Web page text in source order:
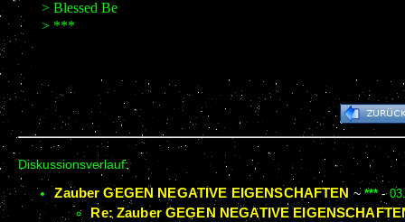
> Blessed Be
> ***
Diskussionsverlauf:
Zauber GEGEN NEGATIVE EIGENSCHAFTEN ~ *** -
Re: Zauber GEGEN NEGATIVE